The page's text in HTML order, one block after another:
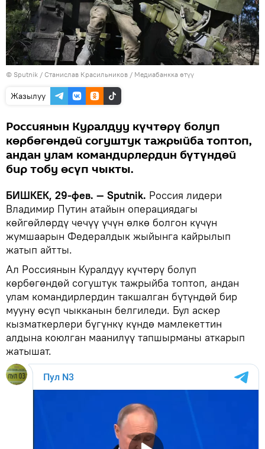
© Sputnik / Станислав Красильников / Медиабанкка өтүү
Жазылуу
Россиянын Куралдуу күчтөрү болуп
көрбөгөндөй согуштук тажрыйба топтоп,
андан улам командирлердин бүтүндөй
бир тобу өсүп чыкты.
БИШКЕК, 29-фев. — Sputnik. Россия лидери
Владимир Путин атайын операциядагы
көйгөйлөрдү чечүү үчүн өлкө болгон күчүн
жумшаарын Федералдык жыйынга кайрылып
жатып айтты.
Ал Россиянын Куралдуу күчтөрү болуп
көрбөгөндөй согуштук тажрыйба топтоп, андан
улам командирлердин такшалган бүтүндөй бир
мууну өсүп чыкканын белгиледи. Бул аскер
кызматкерлери бүгүнкү күндө мамлекеттин
алдына коюлган маанилүү тапшырманы аткарып
жатышат.